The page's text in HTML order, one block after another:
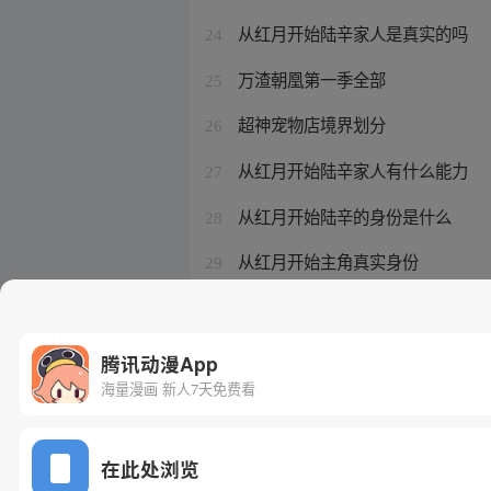
24 从红月开始陆辛家人是真实的吗
25 万渣朝凰第一季全部
26 超神宠物店境界划分
27 从红月开始陆辛家人有什么能力
28 从红月开始陆辛的身份是什么
29 从红月开始主角真实身份
腾讯动漫App
海量漫画 新人7天免费看
在此处浏览